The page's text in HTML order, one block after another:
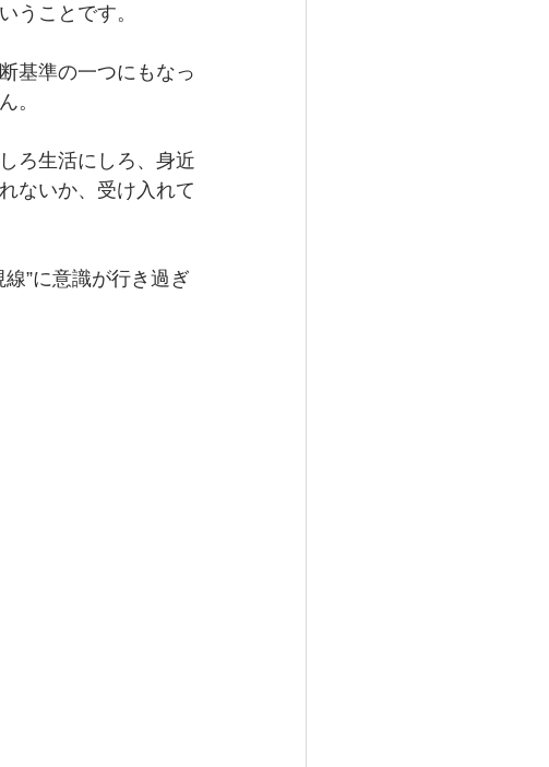
うことです。
基準の一つにもなっ
。
ろ生活にしろ、身近
ないか、受け入れて
”に意識が行き過ぎ